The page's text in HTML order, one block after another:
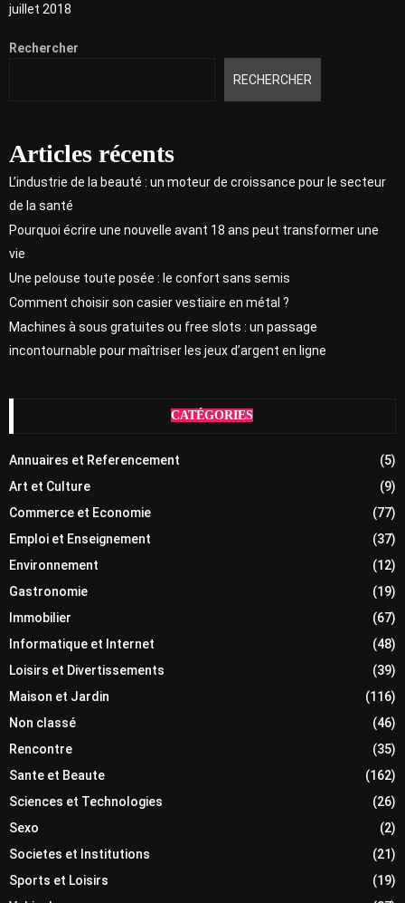
juillet 2018
Rechercher
RECHERCHER
Articles récents
L’industrie de la beauté : un moteur de croissance pour le secteur
de la santé
Pourquoi écrire une nouvelle avant 18 ans peut transformer une
vie
Une pelouse toute posée : le confort sans semis
Comment choisir son casier vestiaire en métal ?
Machines à sous gratuites ou free slots : un passage
incontournable pour maîtriser les jeux d’argent en ligne
CATÉGORIES
Annuaires et Referencement
(5)
Art et Culture
(9)
Commerce et Economie
(77)
Emploi et Enseignement
(37)
Environnement
(12)
Gastronomie
(19)
Immobilier
(67)
Informatique et Internet
(48)
Loisirs et Divertissements
(39)
Maison et Jardin
(116)
Non classé
(46)
Rencontre
(35)
Sante et Beaute
(162)
Sciences et Technologies
(26)
Sexo
(2)
Societes et Institutions
(21)
Sports et Loisirs
(19)